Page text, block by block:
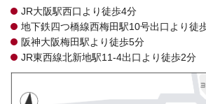
JR大阪駅西口より徒歩4分
地下鉄四つ橋線西梅田駅10号出口より徒
阪神大阪梅田駅より徒歩5分
JR東西線北新地駅11-4出口より徒歩2分